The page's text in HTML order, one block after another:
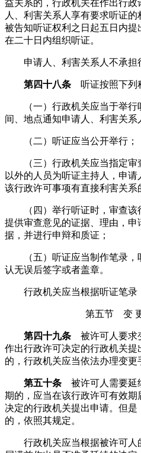
益关系的，行政机关在作出行
人、利害关系人享有要求听证
被告知听证权利之日起五日内
在二十日内组织听证。
申请人、利害关系人不承担
第四十八条 听证按照下列
（一）行政机关应当于举行
间、地点通知申请人、利害关系
（二）听证应当公开举行；
（三）行政机关应当指定审
以外的人员为听证主持人，申
该行政许可事项有直接利害关系
（四）举行听证时，审查该
提供审查意见的证据、理由，
据，并进行申辩和质证；
（五）听证应当制作笔录，
认无误后签字或者盖章。
行政机关应当根据听证笔录
第五节 变
第四十九条 被许可人要求
作出行政许可决定的行政机关
的，行政机关应当依法办理变更
第五十条 被许可人需要延
期的，应当在该行政许可有效
决定的行政机关提出申请。但
的，依照其规定。
行政机关应当根据被许可人